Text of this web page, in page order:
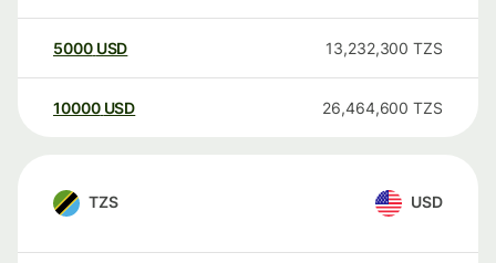
5000 USD 13,232,300 TZS
10000 USD 26,464,600 TZS
TZS USD